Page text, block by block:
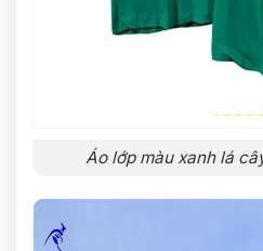
Áo lớp màu xanh lá